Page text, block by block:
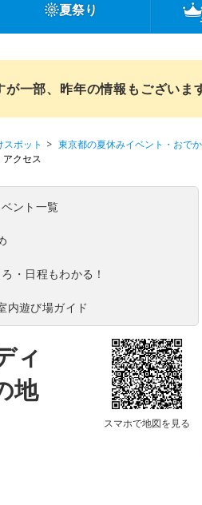
夏祭り
一部、昨年の情報もございま
ポット 東京都の夏休みイベント・おで
アクセス
ント一覧
・日程もわかる！
内遊び場ガイド
ィ
地
スマホで地図を見る